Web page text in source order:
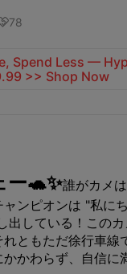
78
Spend Less —
>> Shop Now
🐢✨誰がカメ
ンピオンは "私に
出している！この
ともただ徐行車線
かわらず、自信に